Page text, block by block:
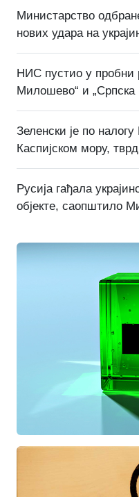
Министарство
нових удара на
НИС пустио у пробни
Милошево“ и
Зеленски је по
Каспијском мору,
Русија гађала
објекте, саопштило